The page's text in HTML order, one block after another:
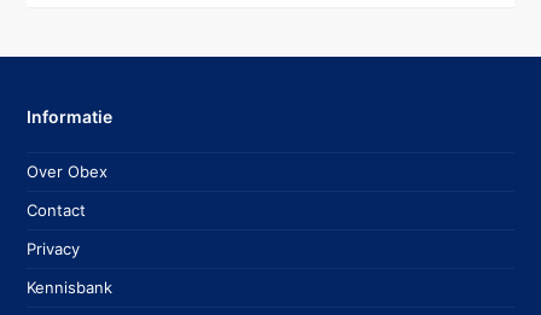
Informatie
Over Obex
Contact
Privacy
Kennisbank